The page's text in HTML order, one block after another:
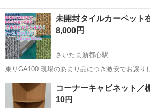
未開封タイルカーペット
8,000円
さいたま新都心駅
東リGA100 現場のあまり品につき激安でお譲り
って大変です 20枚入り 5m²分 3ケースからお値引きします。 1ケース
8000円 3ケース22500円 5ケ
埼玉 さいたま市 さいたま新都心駅
カーペット/マット/ラグ
コーナーキャビネット／
10円